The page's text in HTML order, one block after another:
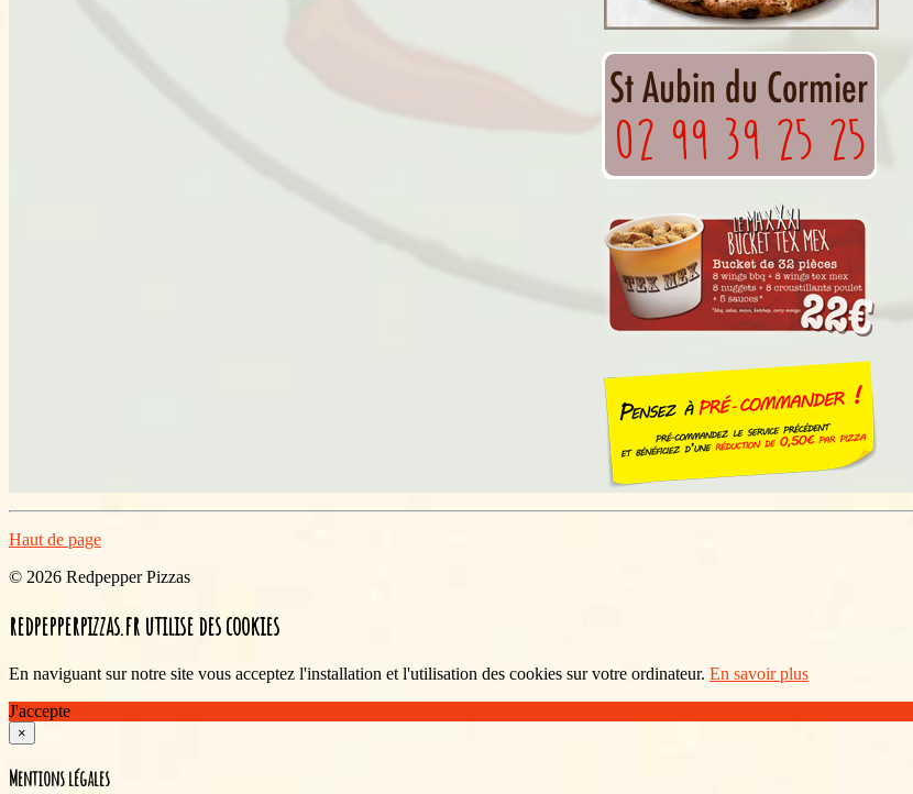
Haut de page
© 2026 Redpepper Pizzas
redpepperpizzas.fr utilise des cookies
En naviguant sur notre site vous acceptez l'installation et l'utilisation des cookies sur votre ordinateur. En savoir plus
J'accepte
×
Mentions légales